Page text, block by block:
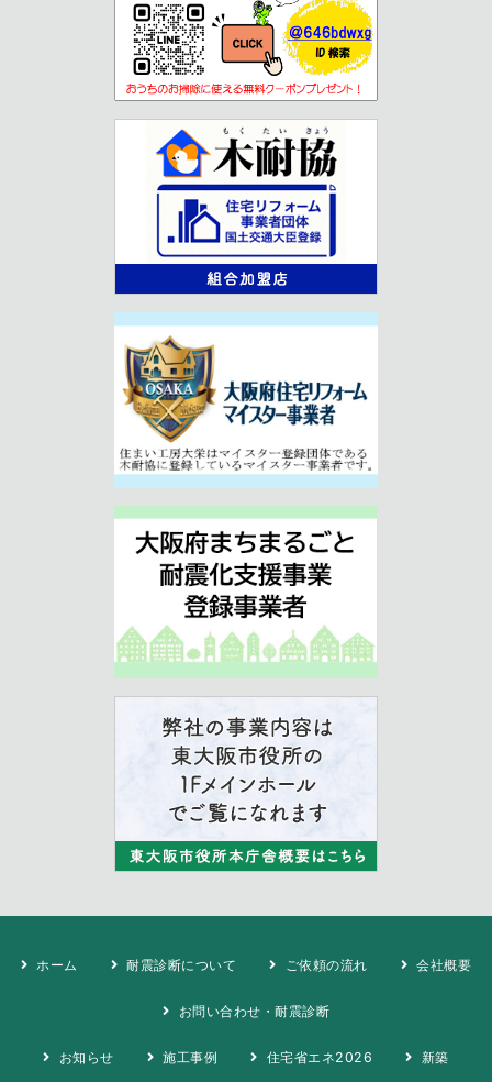
ホーム 耐震診断について ご依頼の流れ 会社概要
お問い合わせ・耐震診断
お知らせ 施工事例 住宅省エネ2026 新築